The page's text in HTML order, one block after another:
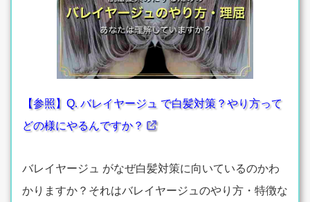
【参照】Q. バレイヤージュ で白髪対策？やり方って
どの様にやるんですか？
バレイヤージュ がなぜ白髪対策に向いているのかわ
かりますか？それはバレイヤージュのやり方・特徴な